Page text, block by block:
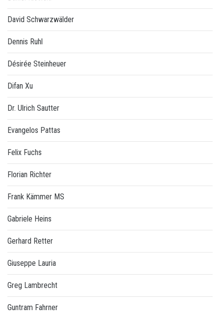
David Schwarzwälder
Dennis Ruhl
Désirée Steinheuer
Difan Xu
Dr. Ulrich Sautter
Evangelos Pattas
Felix Fuchs
Florian Richter
Frank Kämmer MS
Gabriele Heins
Gerhard Retter
Giuseppe Lauria
Greg Lambrecht
Guntram Fahrner